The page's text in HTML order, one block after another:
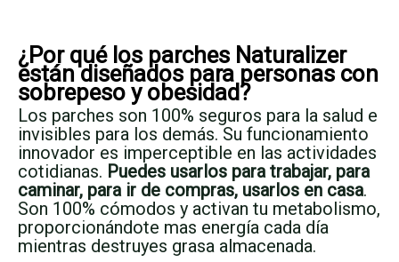
¿Por qué los parches Naturalizer
están diseñados para personas con
sobrepeso y obesidad?
Los parches son 100% seguros para la salud e
invisibles para los demás. Su funcionamiento
innovador es imperceptible en las actividades
cotidianas. Puedes usarlos para trabajar, para
caminar, para ir de compras, usarlos en casa.
Son 100% cómodos y activan tu metabolismo,
proporcionándote mas energía cada día
mientras destruyes grasa almacenada.